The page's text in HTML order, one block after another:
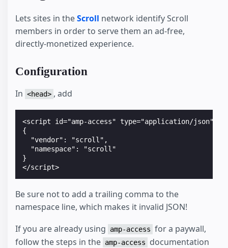
Lets sites in theScroll network identify Scroll
members in order to serve them an ad-free,
directly-monetized experience.
Configuration
In <head> , add
<script id="amp-access" type="application/json">
{
  "vendor": "scroll",
  "namespace": "scroll"
}
Be sure not to add a trailing comma to the
namespace line, which makes it invalid JSON!
If you are already using
amp-access for a paywall,
follow the steps in the amp-access
documentation